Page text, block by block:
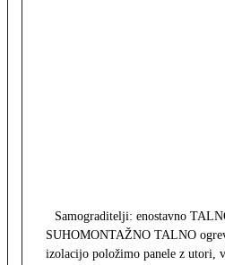
Samograditelji: enostavno
SUHOMONTAŽNO TALNO
izolacijo položimo panele z utori,